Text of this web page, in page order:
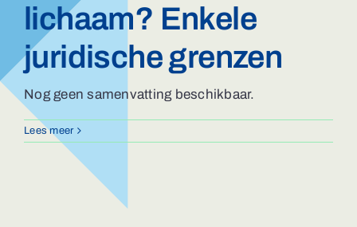
Lid worden?
Contact
ZOEKEN
lichaam? Enkele
juridische grenzen
Nog geen samenvatting beschikbaar.
Lees meer